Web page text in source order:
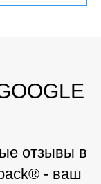
отзывы в
- ваш